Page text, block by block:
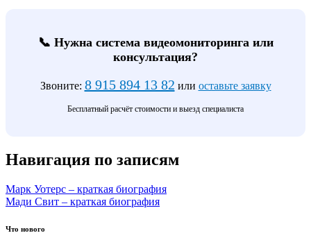
📞 Нужна система видеомониторинга или
консультация?
Звоните: 8 915 894 13 82 или оставьте заявку
Бесплатный расчёт стоимости и выезд специалиста
Навигация по записям
Марк Уотерс – краткая биография
Мади Свит – краткая биография
Что нового